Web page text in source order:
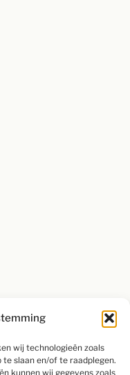
wij technologieën zoals
slaan en/of te raadplegen.
kunnen wij gegevens zoals